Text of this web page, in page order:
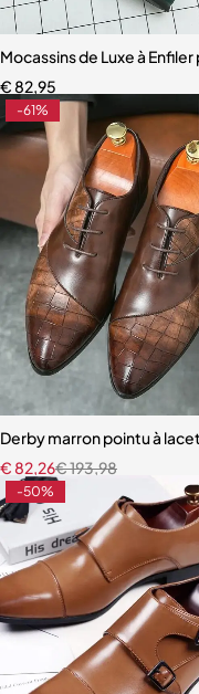
Mocassins de Luxe à
€ 82,95
-61%
Derby marron pointu à
€193,98
€ 82,26
-50%